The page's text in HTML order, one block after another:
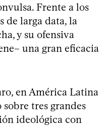
Frente a los
de larga data, la
y su ofensiva
una gran eficacia
en América Latina
tres grandes
ideológica con